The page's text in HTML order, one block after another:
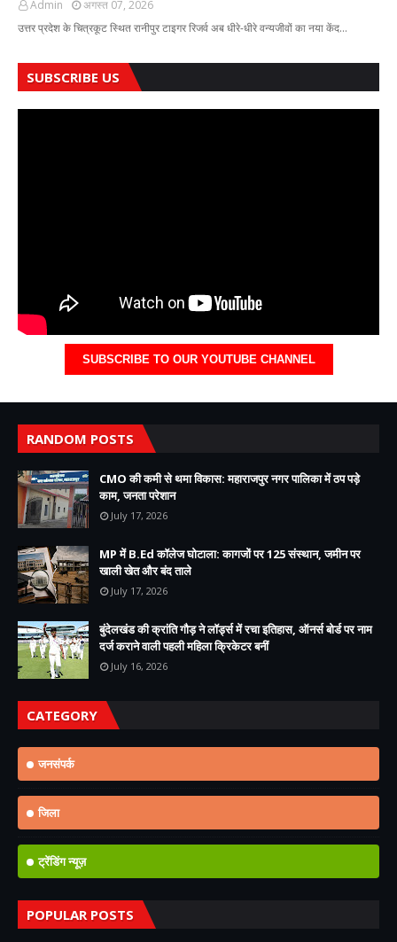
Admin
अगस्त 07, 2026
उत्तर प्रदेश के चित्रकूट स्थित रानीपुर टाइगर रिजर्व अब धीरे-धीरे वन्यजीवों का नया केंद…
SUBSCRIBE US
SUBSCRIBE TO OUR YOUTUBE CHANNEL
RANDOM POSTS
CMO की कमी से थमा विकास: महाराजपुर नगर पालिका में ठप पड़े
काम, जनता परेशान
July 17, 2026
MP में B.Ed कॉलेज घोटाला: कागजों पर 125 संस्थान, जमीन पर
खाली खेत और बंद ताले
July 17, 2026
बुंदेलखंड की क्रांति गौड़ ने लॉर्ड्स में रचा इतिहास, ऑनर्स बोर्ड पर नाम
दर्ज कराने वाली पहली महिला क्रिकेटर बनीं
July 16, 2026
CATEGORY
जनसंपर्क
जिला
ट्रेंडिंग न्यूज़
POPULAR POSTS